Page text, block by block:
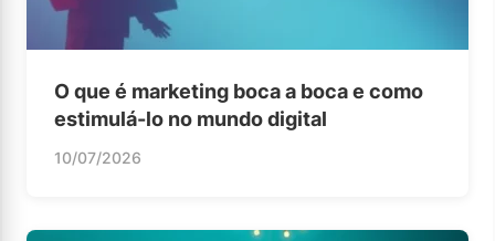
O que é marketing boca a boca e como
estimulá-lo no mundo digital
10/07/2026